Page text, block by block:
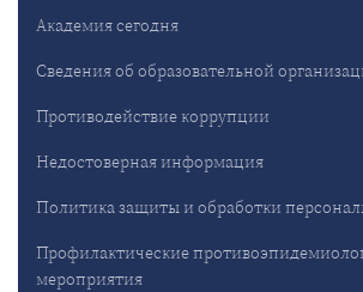
Академия сегодня
Сведения об образовательной
Противодействие коррупции
Недостоверная информация
Политика защиты и обработки
Профилактические
мероприятия